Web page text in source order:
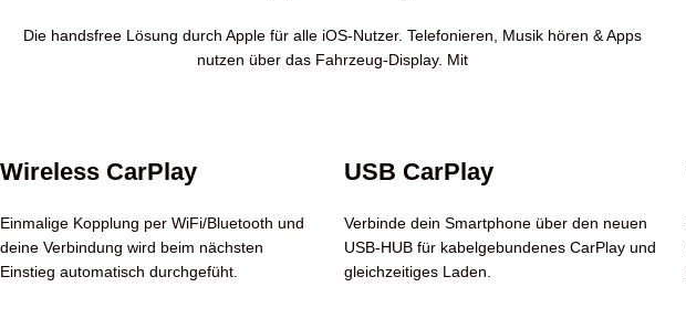
Die handsfree Lösung durch Apple für alle iOS-Nutzer. Telefonieren, Musik hören & Apps
nutzen über das Fahrzeug-Display. Mit
Wireless CarPlay
Einmalige Kopplung per WiFi/Bluetooth und
deine Verbindung wird beim nächsten
Einstieg automatisch durchgefüht.
USB CarPlay
Verbinde dein Smartphone über den neuen
USB-HUB für kabelgebundenes CarPlay und
gleichzeitiges Laden.